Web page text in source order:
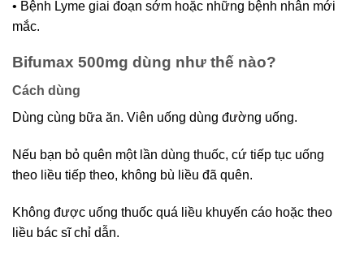
• Bệnh Lyme giai đoạn sớm hoặc những bệnh nhân mới
mắc.
Bifumax 500mg dùng như thế nào?
Cách dùng
Dùng cùng bữa ăn. Viên uống dùng đường uống.
Nếu bạn bỏ quên một lần dùng thuốc, cứ tiếp tục uống
theo liều tiếp theo, không bù liều đã quên.
Không được uống thuốc quá liều khuyến cáo hoặc theo
liều bác sĩ chỉ dẫn.